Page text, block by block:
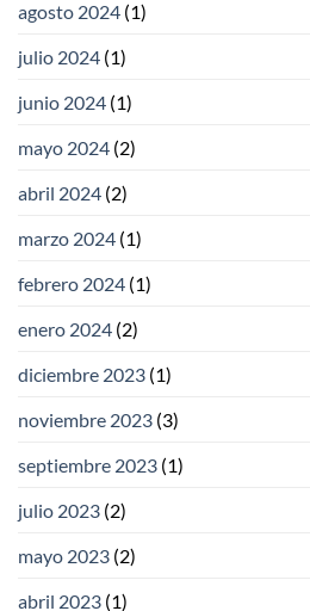
agosto 2024 (1)
julio 2024 (1)
junio 2024 (1)
mayo 2024 (2)
abril 2024 (2)
marzo 2024 (1)
febrero 2024 (1)
enero 2024 (2)
diciembre 2023 (1)
noviembre 2023 (3)
septiembre 2023 (1)
julio 2023 (2)
mayo 2023 (2)
abril 2023 (1)